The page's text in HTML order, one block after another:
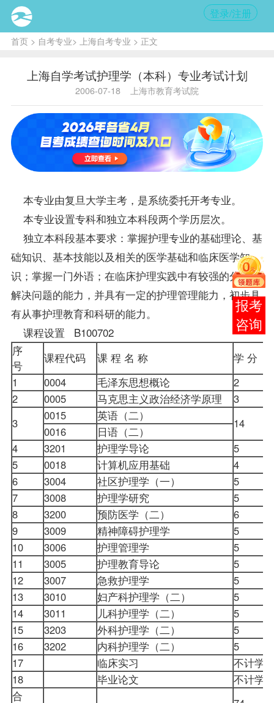
登录/注册
首页> 自考专业> 上海自考专业 > 正文
上海自学考试护理学（本科）专业考试计划
2006-07-18 上海市教育考试院
本专业由复旦大学主考，是系统委托开考专业。
本专业设置专科和独立本科段两个学历层次。
独立本科段基本要求：掌握护理专业的基础理论、基
础知识、基本技能以及相关的医学基础和临床医学知
识；掌握一门外语；在临床护理实践中有较强的分析和
解决问题的能力，并具有一定的护理管理能力，初步具
有从事护理教育和科研的能力。
课程设置 B100702
序
号
课程代码 课 程 名 称
学 分
1
0004 毛泽东思想概论
2
2
0005 马克思主义政治经济学原理 3
3
0015 英语（二）
14
0016
日语（二）
4
3201 护理学导论
5
5
0018 计算机应用基础
4
6
3004 社区护理学（一）
5
7
3008 护理学研究
5
8
3200 预防医学（二）
6
9
3009 精神障碍护理学
5
10
3006 护理管理学
5
11
3005 护理教育导论
5
12
3007 急救护理学
5
13
3010 妇产科护理学（二）
5
14
3011 儿科护理学（二）
5
15
3203 外科护理学（二）
5
16
3202 内科护理学（二）
5
17
临床实习
不计
18
毕业论文
不计
合
在线
客服